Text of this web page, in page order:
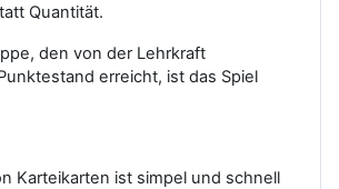
Quantität.
den von der Lehrkraft
erreicht, ist das Spiel
Karteikarten ist simpel und schnell